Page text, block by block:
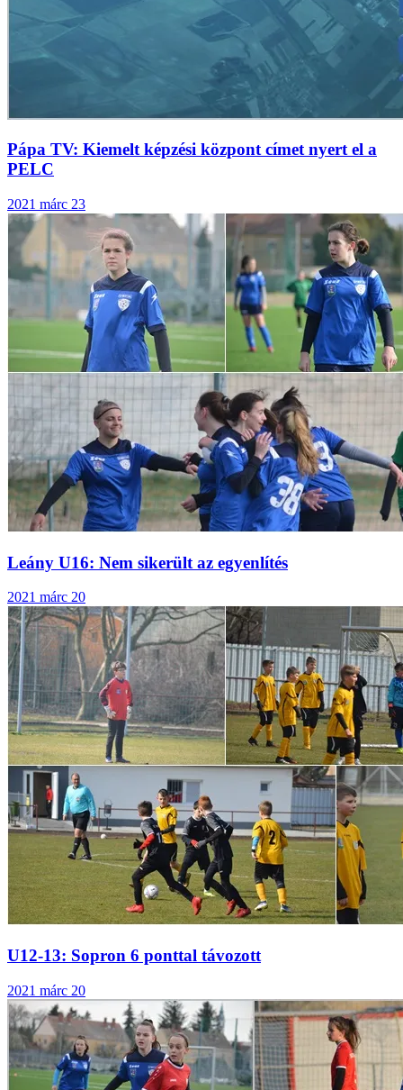
Pápa TV: Kiemelt képzési központ címet nyert el a
PELC
2021 márc 23
Leány U16: Nem sikerült az egyenlítés
2021 márc 20
U12-13: Sopron 6 ponttal távozott
2021 márc 20